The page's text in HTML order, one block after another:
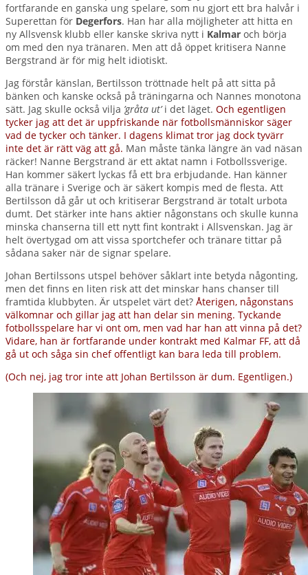
fortfarande en ganska ung spelare, som nu gjort ett bra halvår i
Superettan för Degerfors. Han har alla möjligheter att hitta en
ny Allsvensk klubb eller kanske skriva nytt i Kalmar och börja
om med den nya tränaren. Men att då öppet kritisera Nanne
Bergstrand är för mig helt idiotiskt.
Jag förstår känslan, Bertilsson tröttnade helt på att sitta på
bänken och kanske också på träningarna och Nannes monotona
sätt. Jag skulle också vilja ’gråta ut’i det läget. Och egentligen
tycker jag att det är uppfriskande när fotbollsmänniskor säger
vad de tycker och tänker. I dagens klimat tror jag dock tyvärr
inte det är rätt väg att gå. Man måste tänka längre än vad näsan
räcker! Nanne Bergstrand är ett aktat namn i Fotbollssverige.
Han kommer säkert lyckas få ett bra erbjudande. Han känner
alla tränare i Sverige och är säkert kompis med de flesta. Att
Bertilsson då går ut och kritiserar Bergstrand är totalt urbota
dumt. Det stärker inte hans aktier någonstans och skulle kunna
minska chanserna till ett nytt fint kontrakt i Allsvenskan. Jag är
helt övertygad om att vissa sportchefer och tränare tittar på
sådana saker när de signar spelare.
Johan Bertilssons utspel behöver såklart inte betyda någonting,
men det finns en liten risk att det minskar hans chanser till
framtida klubbyten. Är utspelet värt det? Återigen, någonstans
välkomnar och gillar jag att han delar sin mening. Tyckande
fotbollsspelare har vi ont om, men vad har han att vinna på det?
Vidare, han är fortfarande under kontrakt med Kalmar FF, att då
gå ut och såga sin chef offentligt kan bara leda till problem.
(Och nej, jag tror inte att Johan Bertilsson är dum. Egentligen.)